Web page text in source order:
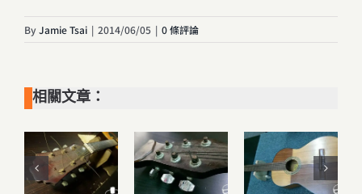
ByJamie Tsai | 2014/06/05 | 0 條評論
相關文章：